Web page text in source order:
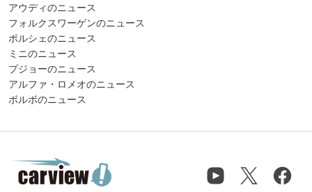
アウディのニュース
フォルクスワーゲンのニュース
ポルシェのニュース
ミニのニュース
プジョーのニュース
アルファ・ロメオのニュース
ボルボのニュース